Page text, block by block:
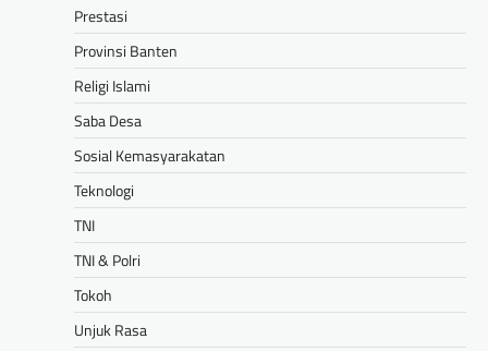
Prestasi
Provinsi Banten
Religi Islami
Saba Desa
Sosial Kemasyarakatan
Teknologi
TNI
TNI & Polri
Tokoh
Unjuk Rasa